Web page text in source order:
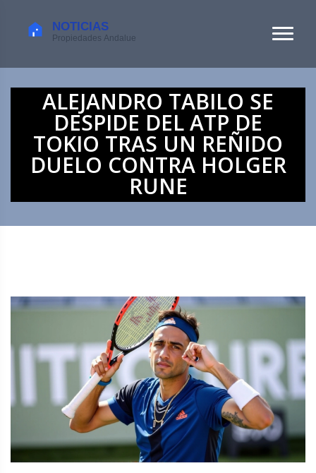
ALEJANDRO TABILO SE
DESPIDE DEL ATP DE
TOKIO TRAS UN REÑIDO
DUELO CONTRA HOLGER
RUNE